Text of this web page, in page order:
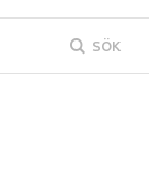
SÖK